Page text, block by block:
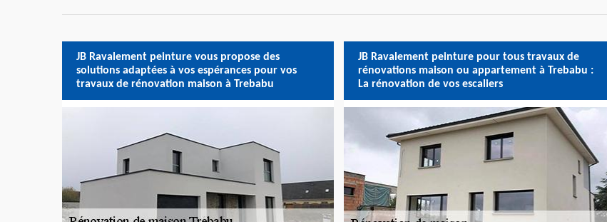
JB Ravalement peinture vous propose des
solutions adaptées à vos espérances pour vos
travaux de rénovation maison à Trebabu
JB Ravalement peinture pour tous travaux de
rénovations maison ou appartement à Trebabu :
La rénovation de vos escaliers